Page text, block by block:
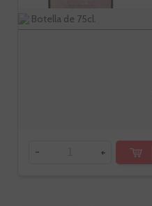
Botella de 75cl.
- +